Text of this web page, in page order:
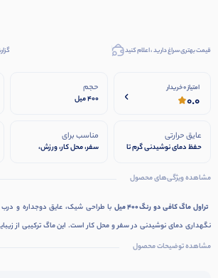
قیمت بهتری سراغ دارید ، اعلام کنید
امتیاز 0 خریدار
0.0
حجم
400 میل
عایق حرارتی
حفظ دمای نوشیدنی گرم تا
مناسب برای
سفر، محل کار، ورزش،
مشاهده ویژگی‌های محصول
تراول ماگ کافی دو رنگ ۴۰۰ میل
با طراحی شیک، عایق دوجداره و
نگهداری دمای نوشیدنی در سفر و محل کار است. این ماگ ترکیبی از
نوشیدن قهوه را لذت‌بخش‌تر می‌کند.
مشاهده توضیحات محصول